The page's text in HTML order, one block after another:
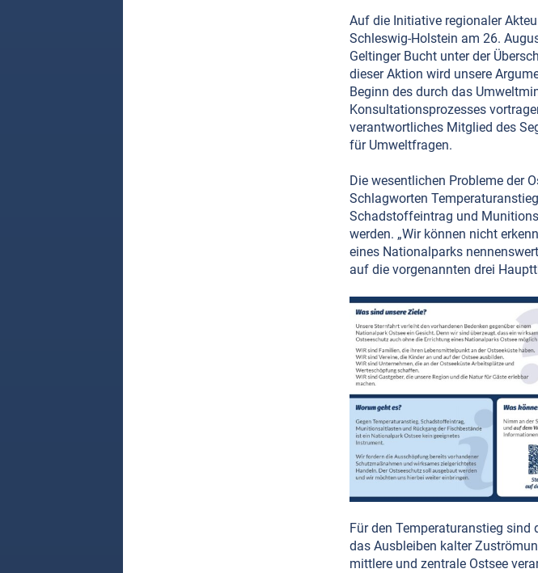
Auf die Initiative regionaler
Schleswig-Holstein am 26.
Geltinger Bucht unter der
dieser Aktion wird unsere
Beginn des durch das
Konsultationsprozesses
verantwortliches Mitglied des
für Umweltfragen.
Die wesentlichen Probleme der
Schlagworten
Schadstoffeintrag und
werden. „Wir können nicht
eines Nationalparks
auf die vorgenannten drei
Für den Temperaturanstieg sind
das Ausbleiben kalter
mittlere und zentrale Ostsee